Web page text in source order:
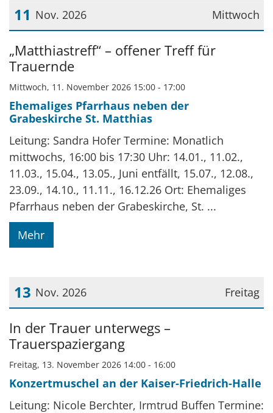
Mittwoch
11 Nov. 2026
Datum: 11. November 2026
„Matthiastreff“ – offener Treff für
Trauernde
Mittwoch, 11. November 2026 15:00 - 17:00
Ehemaliges Pfarrhaus neben der
Grabeskirche St. Matthias
Leitung: Sandra Hofer Termine: Monatlich
mittwochs, 16:00 bis 17:30 Uhr: 14.01., 11.02.,
11.03., 15.04., 13.05., Juni entfällt, 15.07., 12.08.,
23.09., 14.10., 11.11., 16.12.26 Ort: Ehemaliges
Pfarrhaus neben der Grabeskirche, St. ...
Mehr
Freitag
13 Nov. 2026
Datum: 13. November 2026
In der Trauer unterwegs –
Trauerspaziergang
Freitag, 13. November 2026 14:00 - 16:00
Konzertmuschel an der Kaiser-Friedrich-Halle
Leitung: Nicole Berchter, Irmtrud Buffen Termine: